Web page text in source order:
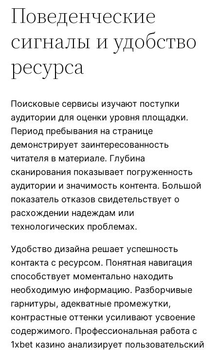
Поведенческие
сигналы и удобство
ресурса
Поисковые сервисы изучают поступки
аудитории для оценки уровня площадки.
Период пребывания на странице
демонстрирует заинтересованность
читателя в материале. Глубина
сканирования показывает погруженность
аудитории и значимость контента. Большой
показатель отказов свидетельствует о
расхождении надеждам или
технологических проблемах.
Удобство дизайна решает успешность
контакта с ресурсом. Понятная навигация
способствует моментально находить
необходимую информацию. Разборчивые
гарнитуры, адекватные промежутки,
контрастные оттенки усиливают усвоение
содержимого. Профессиональная работа с
1xbet казино анализирует пользовательский